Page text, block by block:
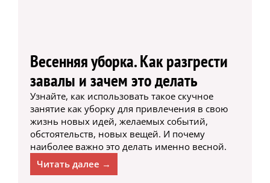
Весенняя уборка. Как разгрести
завалы и зачем это делать
Узнайте, как использовать такое скучное
занятие как уборку для привлечения в свою
жизнь новых идей, желаемых событий,
обстоятельств, новых вещей. И почему
наиболее важно это делать именно весной.
Читать далее →